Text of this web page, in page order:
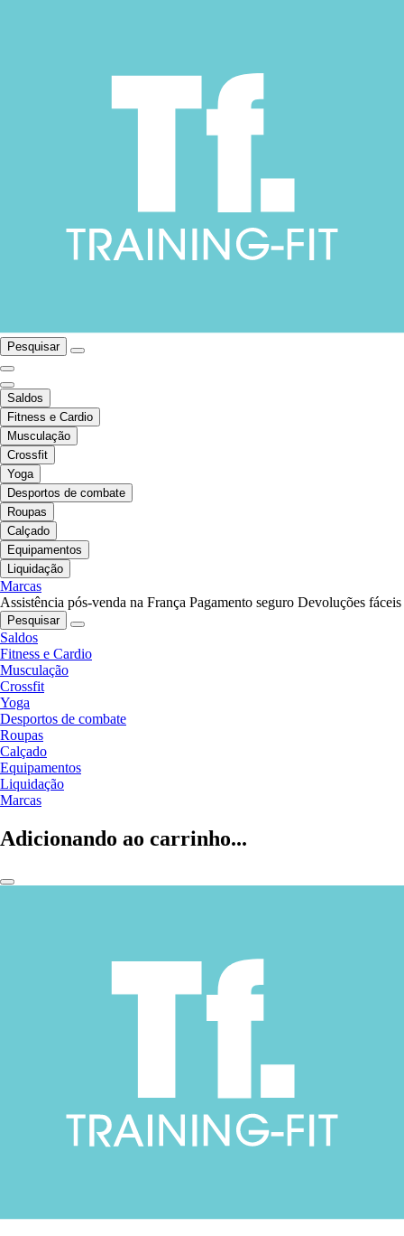
Pesquisar
Saldos
Fitness e Cardio
Musculação
Crossfit
Yoga
Desportos de combate
Roupas
Calçado
Equipamentos
Liquidação
Marcas
Assistência pós-venda na França Pagamento seguro Devoluções fáceis
Pesquisar
Saldos
Fitness e Cardio
Musculação
Crossfit
Yoga
Desportos de combate
Roupas
Calçado
Equipamentos
Liquidação
Marcas
Adicionando ao carrinho...